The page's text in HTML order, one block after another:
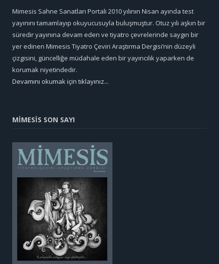
Mimesis Sahne Sanatları Portali 2010 yılının Nisan ayında test
yayınını tamamlayıp okuyucusuyla buluşmuştur. Otuz yılı aşkın bir
süredir yayınına devam eden ve tiyatro çevrelerinde saygın bir
yer edinen Mimesis Tiyatro Çeviri Araştırma Dergisi’nin düzeyli
çizgisini, güncelliğe müdahale eden bir yayıncılık yaparken de
korumak niyetindedir.
Devamını okumak için tıklayınız...
MİMESİS SON SAYI